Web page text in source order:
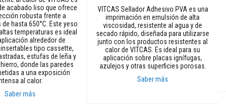
acabado liso que ofrece
robusta frente a
hasta 650°C. Este yeso
temperaturas es ideal
alrededor de
tipo cassette,
estufas de leña y
donde las paredes
a una exposición
al calor.
Saber más
VITCAS Sellador Adhesivo PVA es una
imprimación en emulsión de alta
viscosidad, resistente al agua y de
secado rápido, diseñada para utilizarse
junto con los productos resistentes al
calor de VITCAS. Es ideal para su
aplicación sobre placas ignífugas,
azulejos y otras superficies porosas.
Saber más